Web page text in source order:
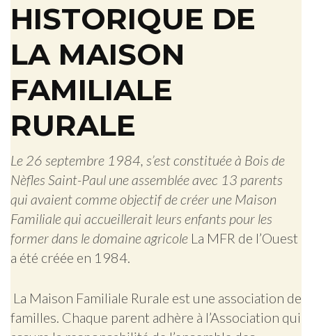
HISTORIQUE DE
LA MAISON
FAMILIALE
RURALE
Le 26 septembre 1984, s’est constituée à Bois de
Nèfles Saint-Paul une assemblée avec 13 parents
qui avaient comme objectif de créer une Maison
Familiale qui accueillerait leurs enfants pour les
former dans le domaine agricole La MFR de l’Ouest
a été créée en 1984.
La Maison Familiale Rurale est une association de
familles. Chaque parent adhère à l’Association qui